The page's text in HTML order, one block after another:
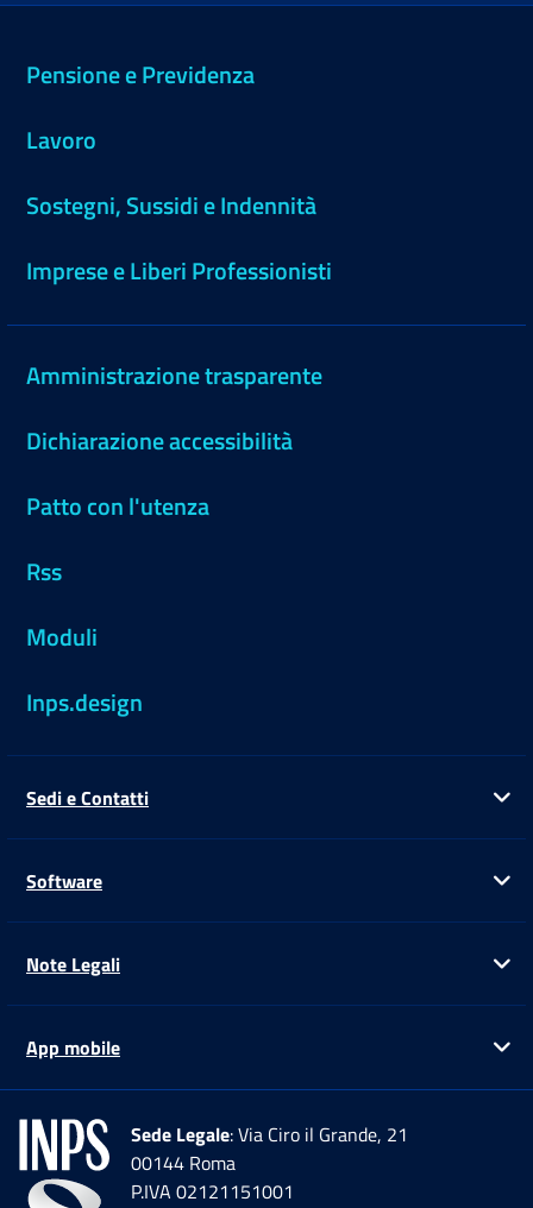
Pensione e Previdenza
Lavoro
Sostegni, Sussidi e Indennità
Imprese e Liberi Professionisti
Amministrazione trasparente
Dichiarazione accessibilità
Patto con l'utenza
Rss
Moduli
Inps.design
Sedi e Contatti
Software
Note Legali
App mobile
Sede Legale: Via Ciro il Grande, 21
00144 Roma
P.IVA 02121151001